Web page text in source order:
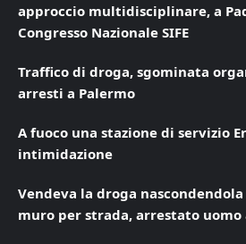
approccio multidisciplinare, a
Congresso Nazionale SIFE
Traffico di droga, sgominata
arresti a Palermo
A fuoco una stazione di servizio
intimidazione
Vendeva la droga
muro per strada, arrestato uomo